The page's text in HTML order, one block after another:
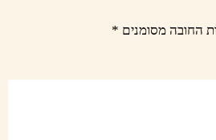
החובה מסומנים *